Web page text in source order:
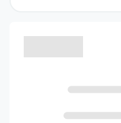
طور کامل ذکر شده
قابل مشاهده